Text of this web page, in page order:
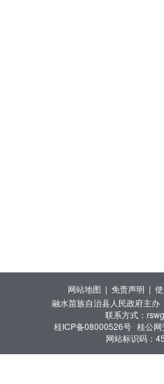
网站地图 | 免责声明 |
融水苗族自治县人民政府主办
联系方式：
桂ICP备08000526号 桂公
网站标识码：